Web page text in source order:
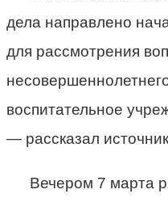
дела направлено
для рассмотрения
воспитательное
— рассказал
Вечером 7 марта